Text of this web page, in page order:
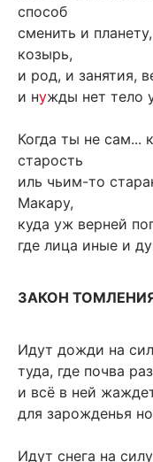
способ
сменить и
козырь,
и род, и занятия,
и нужды нет тело
Когда ты не сам...
старость
иль чьим-то
Макару,
куда уж верней
где лица иные и
ЗАКОН
Идут дожди на
туда, где почва
и всё в ней
для зарожденья
Идут снега на